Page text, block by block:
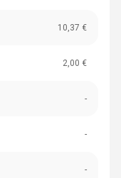
10,37 €
2,00 €
-
-
-